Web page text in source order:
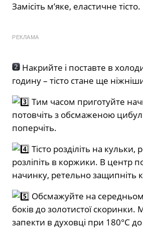
Замісіть м’яке, еластичне тісто.
РЕКЛАМА
Накрийте і поставте в
годину – тісто стане ще
Тим часом приготуйте
потовчіть з обсмаженою
поперчіть.
Тісто розділіть на кульки,
розліпіть в коржики. В центр
начинку, ретельно защипніть
Обсмажуйте на
боків до золотистої
запекти в духовці при 180°C до